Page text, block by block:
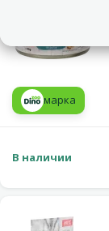
марка
В наличии